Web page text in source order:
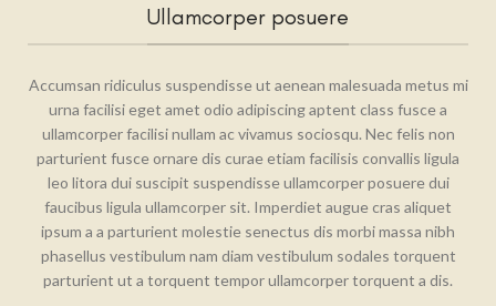
Ullamcorper posuere
Accumsan ridiculus suspendisse ut aenean malesuada metus mi
urna facilisi eget amet odio adipiscing aptent class fusce a
ullamcorper facilisi nullam ac vivamus sociosqu. Nec felis non
parturient fusce ornare dis curae etiam facilisis convallis ligula
leo litora dui suscipit suspendisse ullamcorper posuere dui
faucibus ligula ullamcorper sit. Imperdiet augue cras aliquet
ipsum a a parturient molestie senectus dis morbi massa nibh
phasellus vestibulum nam diam vestibulum sodales torquent
parturient ut a torquent tempor ullamcorper torquent a dis.